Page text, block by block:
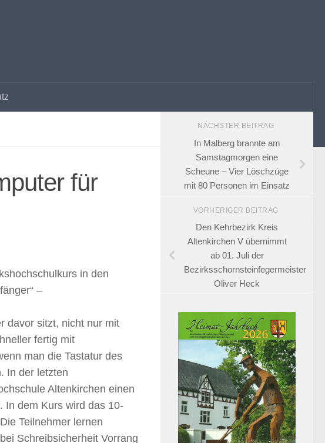
für
in den
–
davor sitzt, nicht nur mit
fertig mit
man die Tastatur des
In der letzten
Altenkirchen einen
In dem Kurs wird das 10-
Teilnehmer lernen
Schreibsicherheit Vorrang
NÄCHSTER BEITRAG
In Malberg brannte am
Samstagmorgen eine
Scheune – Vier Löschzüge
mit 80 Personen im Einsatz
VORHERIGER BEITRAG
Den Kehrbezirk Kreis
Altenkirchen V übernimmt
ab 01. Juli der
Bezirksschornsteinfegermeister
Oliver Heck